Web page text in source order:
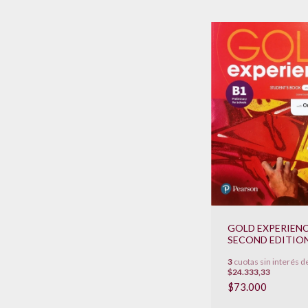
GOLD
SECOND
INTERACTIVE
**NOVEDAD
3 cuotas sin interés
$24.333,33
$73.000